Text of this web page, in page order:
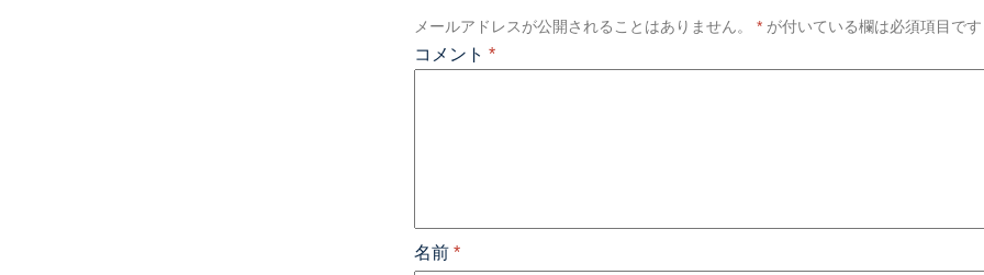
メールアドレスが公開されることはありません。 * が付いている欄は必須項目です
コメント *
名前 *